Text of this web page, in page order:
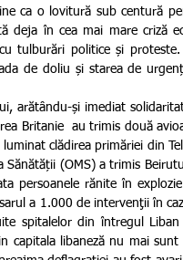
deja în cea mai mare criză
tulburări politice și proteste.
de doliu și starea de
Britanie  au trimis două
clădirea primăriei din
Sănătății (OMS) a trimis
persoanele rănite în
a 1.000 de intervenţii în
spitalelor din întregul
capitala libaneză nu mai sunt